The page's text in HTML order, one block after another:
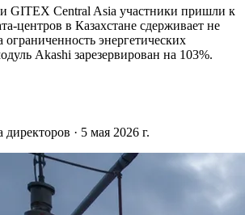
GITEX Central Asia участники пришли к
центров в Казахстане сдерживает не
ограниченность энергетических
Akashi зарезервирован на 103%.
директоров · 5 мая 2026 г.